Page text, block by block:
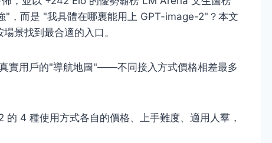
"，而是 "我具體在哪裏能用上 GPT-image-2" ？本文
景找到最合適的入口。
真實用戶的"導航地圖"——不同接入方式價格相差最多
4 種使用方式各自的價格、上手難度、適用人羣，